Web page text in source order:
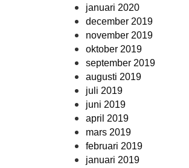
januari 2020
december 2019
november 2019
oktober 2019
september 2019
augusti 2019
juli 2019
juni 2019
april 2019
mars 2019
februari 2019
januari 2019